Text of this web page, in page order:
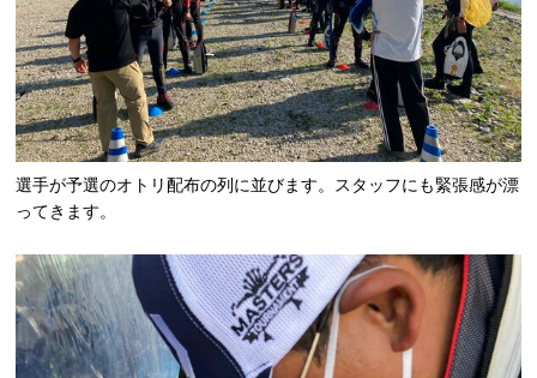
選手が予選のオトリ配布の列に並びます。スタッフにも緊張感が漂
ってきます。